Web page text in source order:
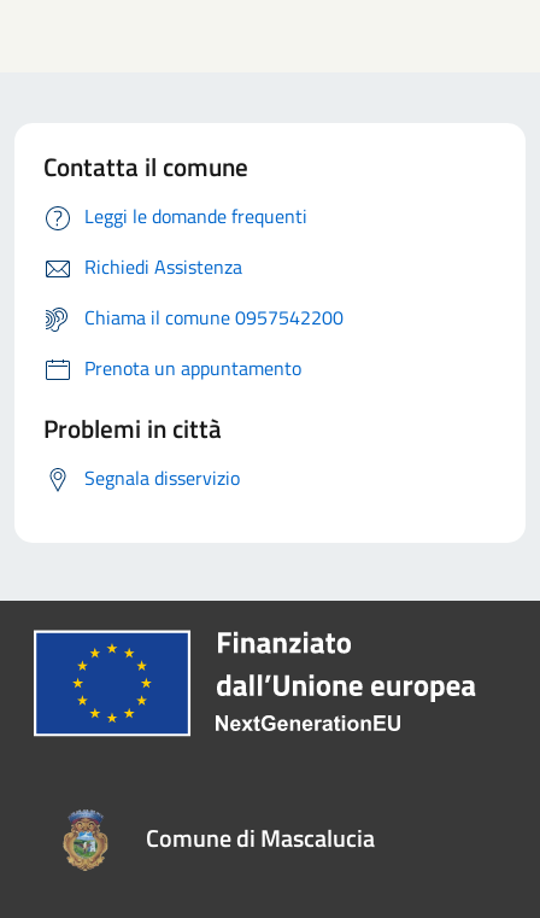
Contatta il comune
Leggi le domande frequenti
Richiedi Assistenza
Chiama il comune 0957542200
Prenota un appuntamento
Problemi in città
Segnala disservizio
Comune di Mascalucia